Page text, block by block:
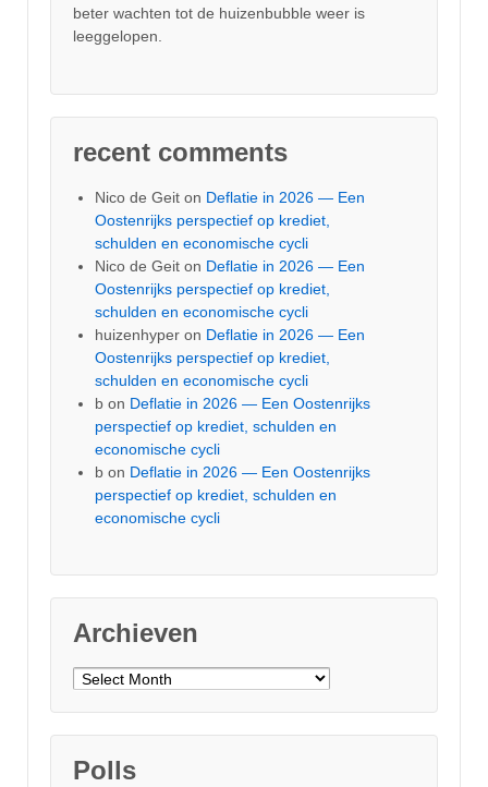
beter wachten tot de huizenbubble weer is
leeggelopen.
recent comments
Nico de Geit on Deflatie in 2026 — Een
Oostenrijks perspectief op krediet,
schulden en economische cycli
Nico de Geit on Deflatie in 2026 — Een
Oostenrijks perspectief op krediet,
schulden en economische cycli
huizenhyper on Deflatie in 2026 — Een
Oostenrijks perspectief op krediet,
schulden en economische cycli
b on Deflatie in 2026 — Een Oostenrijks
perspectief op krediet, schulden en
economische cycli
b on Deflatie in 2026 — Een Oostenrijks
perspectief op krediet, schulden en
economische cycli
Archieven
Archieven
Polls